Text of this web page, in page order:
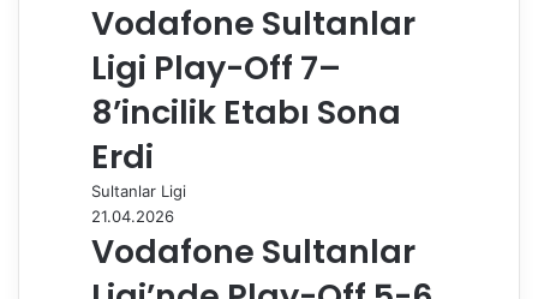
Vodafone Sultanlar
Ligi Play-Off 7–
8’incilik Etabı Sona
Erdi
Sultanlar Ligi
21.04.2026
Vodafone Sultanlar